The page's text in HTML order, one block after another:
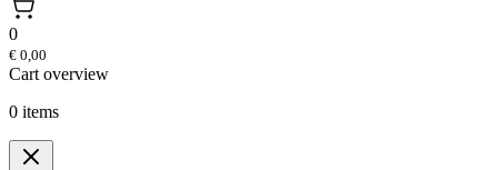
0
€ 0,00
Cart overview
0 items